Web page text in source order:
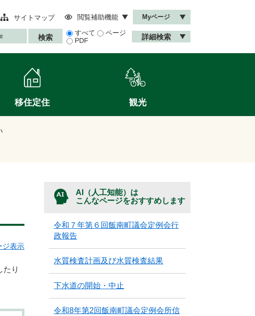
サイトマップ 閲覧補助機能 Myページ
すべて
ページ
PDF
詳細検索
移住定住 観光
ジ表示
たり
AI（人工知能）は
こんなページをおすすめします
令和７年第６回飯南町議会定例会行
政報告
水質検査計画及び水質検査結果
下水道の開始・中止
令和8年第2回飯南町議会定例会所信